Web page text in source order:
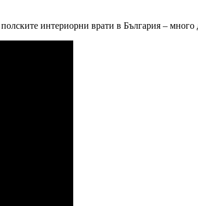
интериорни врати в България – много